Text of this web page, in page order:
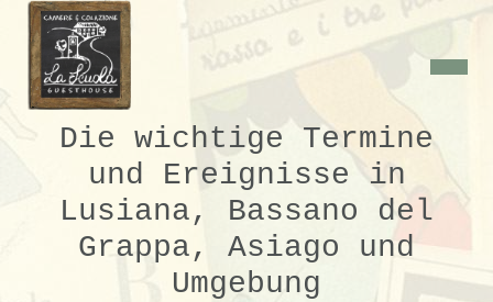
Die wichtige Termine
und Ereignisse in
Lusiana, Bassano del
Grappa, Asiago und
Umgebung